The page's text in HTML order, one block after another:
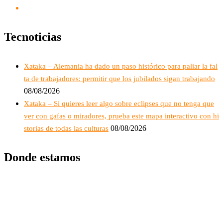
Tecnoticias
Xataka – Alemania ha dado un paso histórico para paliar la fal
ta de trabajadores: permitir que los jubilados sigan trabajando
08/08/2026
Xataka – Si quieres leer algo sobre eclipses que no tenga que
ver con gafas o miradores, prueba este mapa interactivo con hi
storias de todas las culturas 08/08/2026
Donde estamos